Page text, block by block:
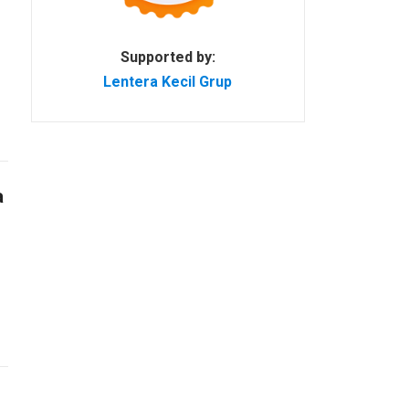
Supported by:
Lentera Kecil Grup